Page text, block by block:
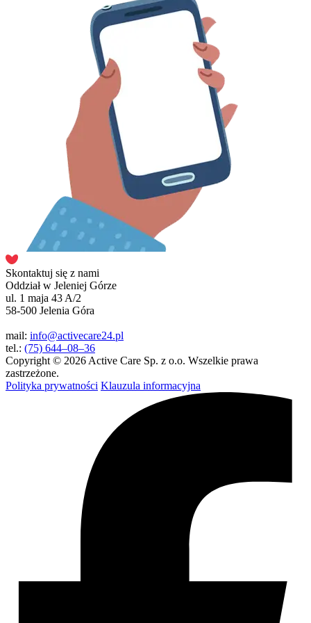
Skontaktuj się z nami
Oddział w Jeleniej Górze
ul. 1 maja 43 A/2
58-500 Jelenia Góra
mail: info@activecare24.pl
tel.: (75) 644–08–36
Copyright © 2026 Active Care Sp. z o.o. Wszelkie prawa
zastrzeżone.
Polityka prywatności Klauzula informacyjna